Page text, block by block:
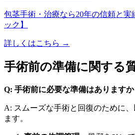
包茎手術・治療なら20年の信頼と実
ック】
詳しくはこちら →
手術前の準備に関する
Q: 手術前に必要な準備はありますか
A: スムーズな手術と回復のために
ます。